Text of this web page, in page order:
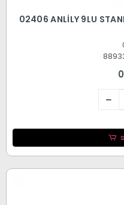
02406 ANLİLY 9LU